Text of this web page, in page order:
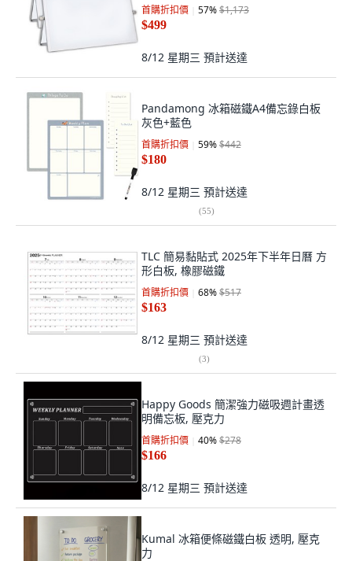
首購折扣價 57%$1,173
$499
8/12 星期三 預計送達
Pandamong 冰箱磁鐵A4備忘錄白板
灰色+藍色
首購折扣價 59%$442
$180
8/12 星期三 預計送達
(55)
TLC 簡易黏貼式 2025年下半年日曆 方
形白板, 橡膠磁鐵
首購折扣價 68%$517
$163
8/12 星期三 預計送達
(3)
Happy Goods 簡潔強力磁吸週計畫透
明備忘板, 壓克力
首購折扣價 40%$278
$166
8/12 星期三 預計送達
Kumal 冰箱便條磁鐵白板 透明, 壓克
力